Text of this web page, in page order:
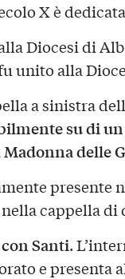
X è
Diocesi di
unito alla
a sinistra
su di
Madonna delle
presente
nella cappella di
Santi.
e presenta